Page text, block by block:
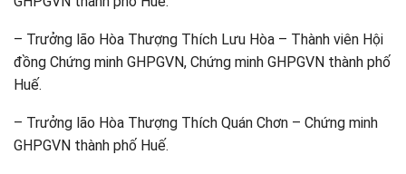
– Trưởng lão Hòa Thượng Thích Lưu Hòa – Thành viên Hội
đồng Chứng minh GHPGVN, Chứng minh GHPGVN thành phố
Huế.
– Trưởng lão Hòa Thượng Thích Quán Chơn – Chứng minh
GHPGVN thành phố Huế.